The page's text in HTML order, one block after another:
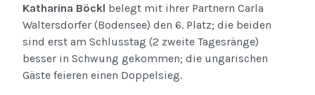
Katharina Böckl belegt mit ihrer Partnern Carla
Waltersdorfer (Bodensee) den 6. Platz; die beiden
sind erst am Schlusstag (2 zweite Tagesränge)
besser in Schwung gekommen; die ungarischen
Gäste feieren einen Doppelsieg.